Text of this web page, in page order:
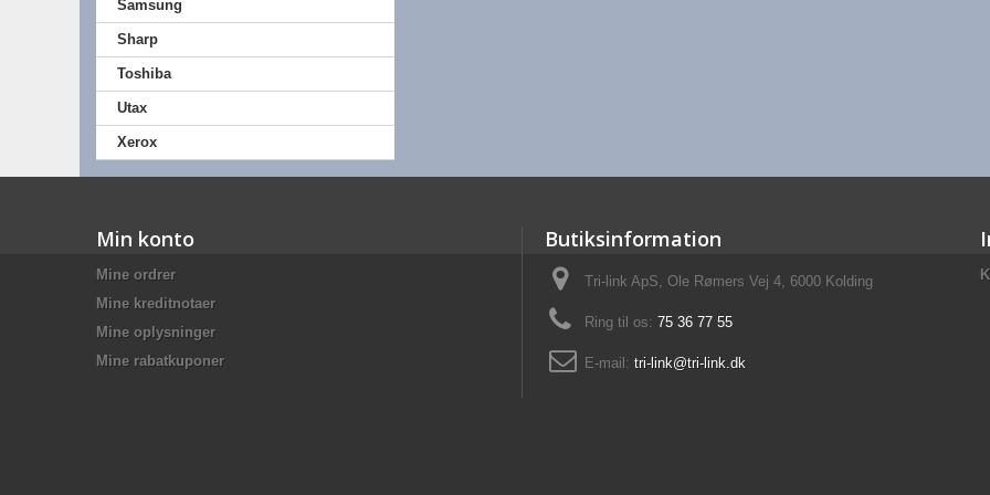
Samsung
Sharp
Toshiba
Utax
Xerox
Min konto
Mine ordrer
Mine kreditnotaer
Mine oplysninger
Mine rabatkuponer
Butiksinformation
Tri-link ApS, Ole Rømers Vej 4, 6000 Kolding
Ring til os: 75 36 77 55
E-mail: tri-link@tri-link.dk